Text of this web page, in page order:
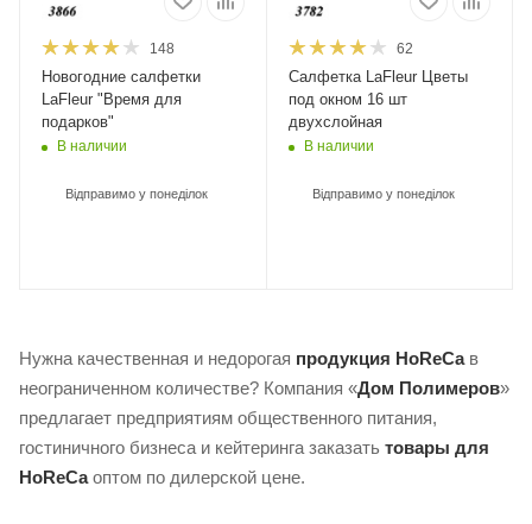
148
Новогодние салфетки
LaFleur "Время для
подарков"
В наличии
Відправимо у понеділок
62
Салфетка LaFleur Цветы
под окном 16 шт
двухслойная
В наличии
Відправимо у понеділок
Нужна качественная и недорогая продукция HoReCaв
неограниченном количестве? Компания «Дом Полимеров»
предлагает предприятиям общественного питания,
гостиничного бизнеса и кейтеринга заказать товары для
HoReCaоптом по дилерской цене.